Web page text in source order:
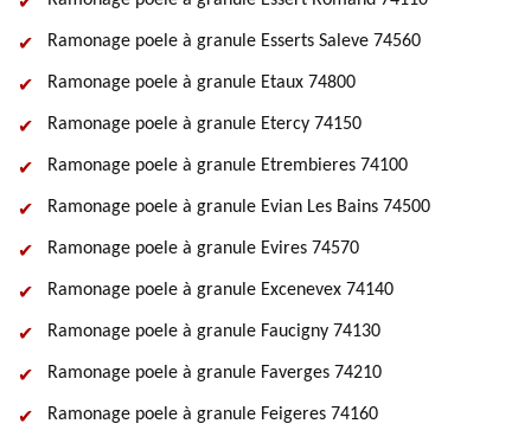
Ramonage poele à granule Esserts Saleve 74560
Ramonage poele à granule Etaux 74800
Ramonage poele à granule Etercy 74150
Ramonage poele à granule Etrembieres 74100
Ramonage poele à granule Evian Les Bains 74500
Ramonage poele à granule Evires 74570
Ramonage poele à granule Excenevex 74140
Ramonage poele à granule Faucigny 74130
Ramonage poele à granule Faverges 74210
Ramonage poele à granule Feigeres 74160